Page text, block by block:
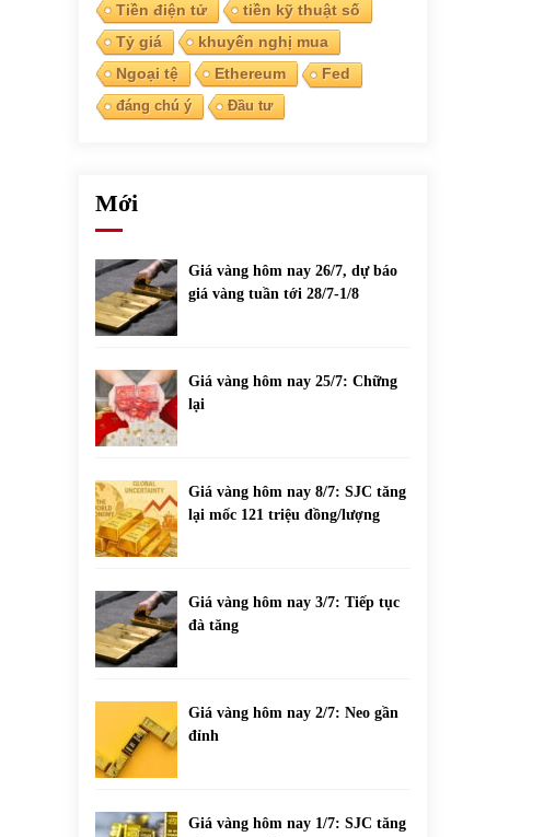
phiếu nổi bật
31/05/2022
Top 10 xe bán chạy nhất tháng 9/2021
13/10/2021
Tiền điện tử
tiền kỹ thuật số
Tỷ giá
khuyến nghị mua
Ngoại tệ
Ethereum
Fed
đáng chú ý
Đầu tư
Mới
Giá vàng hôm nay 26/7, dự báo
giá vàng tuần tới 28/7-1/8
Giá vàng hôm nay 25/7: Chững
lại
Giá vàng hôm nay 8/7: SJC tăng
lại mốc 121 triệu đồng/lượng
Giá vàng hôm nay 3/7: Tiếp tục
đà tăng
Giá vàng hôm nay 2/7: Neo gần
đỉnh
Giá vàng hôm nay 1/7: SJC tăng